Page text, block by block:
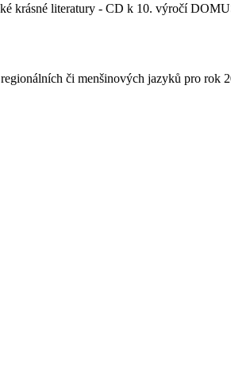
krásné literatury - CD k 10. výročí
či menšinových jazyků pro rok